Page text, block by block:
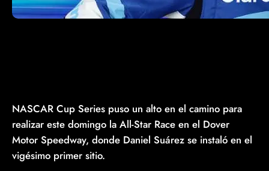
NASCAR Cup Series puso un alto en el camino para
realizar este domingo la All-Star Race en el Dover
Motor Speedway, donde Daniel Suárez se instaló en el
vigésimo primer sitio.